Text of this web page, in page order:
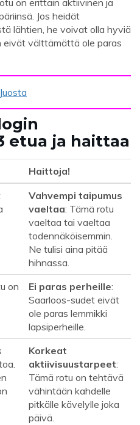
on erittäin aktiivinen ja
Jos heidät
lähtien, he voivat olla hyviä
eivät välttämättä ole paras
etua ja haittaa
Haittoja!
Vahvempi taipumus
vaeltaa: Tämä rotu
vaeltaa tai vaeltaa
todennäköisemmin.
Ne tulisi aina pitää
hihnassa.
on
Ei paras perheille:
Saarloos-sudet eivät
ole paras lemmikki
lapsiperheille.
Korkeat
aktiivisuustarpeet:
Tämä rotu on tehtävä
vähintään kahdelle
pitkälle kävelylle joka
päivä.